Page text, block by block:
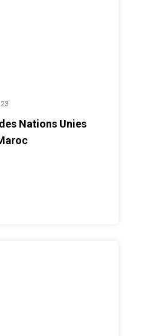
Nations Unies